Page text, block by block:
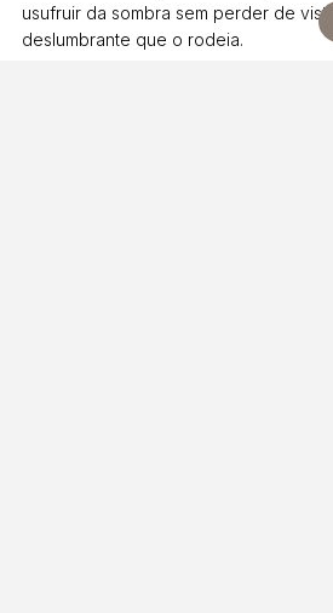
usufruir da sombra sem perder de vista
deslumbrante que o rodeia.